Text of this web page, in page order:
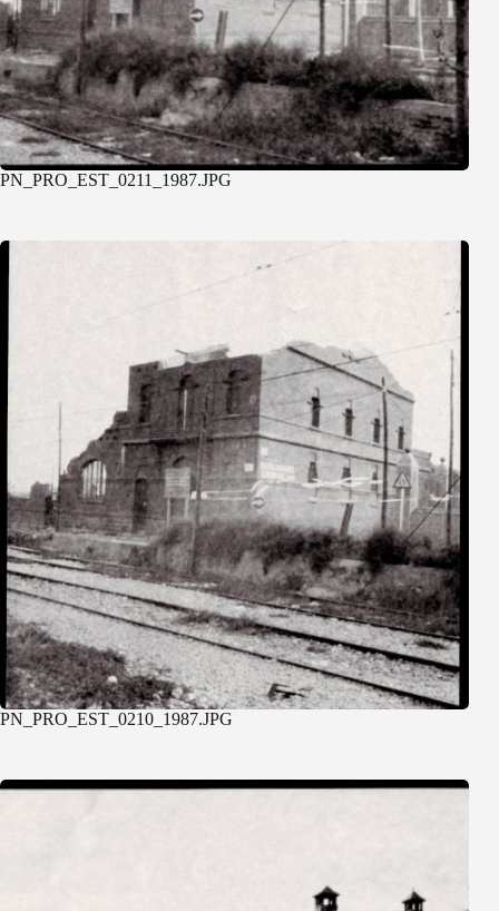
PN_PRO_EST_0211_1987.JPG
PN_PRO_EST_0210_1987.JPG